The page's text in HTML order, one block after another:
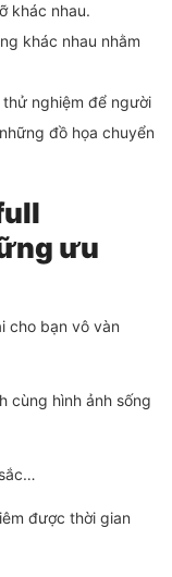
khác nhau.
khác nhau nhằm
nghiệm để người
đồ họa chuyển
ưu
cho bạn vô vàn
cùng hình ảnh sống
được thời gian